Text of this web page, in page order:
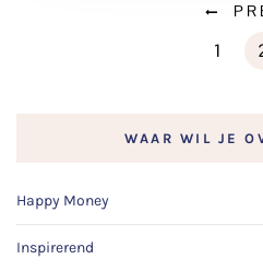
1
WAAR WIL JE
Happy Money
Inspirerend